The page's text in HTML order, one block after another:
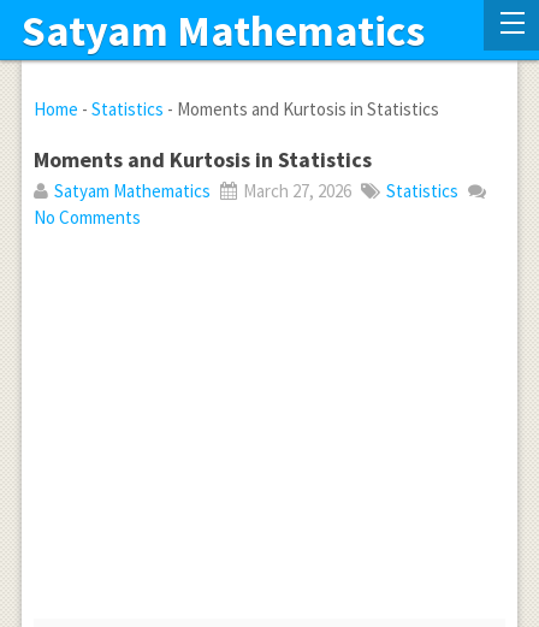
Satyam Mathematics
Home - Statistics - Moments and Kurtosis in Statistics
Moments and Kurtosis in Statistics
Satyam Mathematics March 27, 2026
Statistics
No Comments